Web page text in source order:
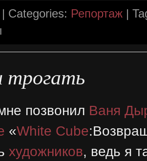
Categories: Репортаж |
трогать
позвонил Ваня
«White Cube
художников, ведь я